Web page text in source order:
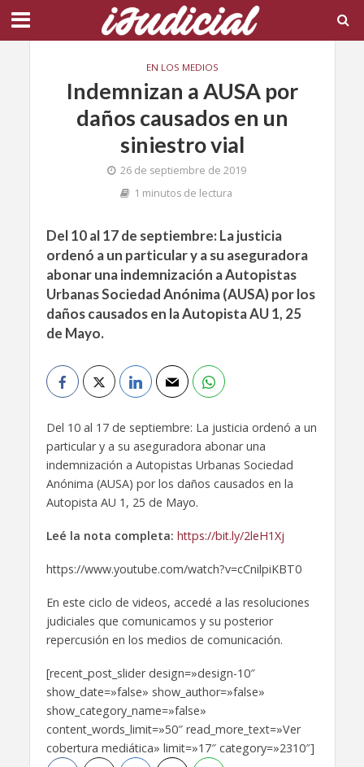
EN LOS MEDIOS
Indemnizan a AUSA por
daños causados en un
siniestro vial
26 de septiembre de 2019
1 minutos de lectura
Del 10 al 17 de septiembre: La justicia
ordenó a un particular y a su aseguradora
abonar una indemnización a Autopistas
Urbanas Sociedad Anónima (AUSA) por los
daños causados en la Autopista AU 1, 25
de Mayo.
Del 10 al 17 de septiembre: La justicia ordenó a un
particular y a su aseguradora abonar una
indemnización a Autopistas Urbanas Sociedad
Anónima (AUSA) por los daños causados en la
Autopista AU 1, 25 de Mayo.
Leé la nota completa: https://bit.ly/2leH1Xj
https://www.youtube.com/watch?v=cCnilpiKBT0
En este ciclo de videos, accedé a las resoluciones
judiciales que comunicamos y su posterior
repercusión en los medios de comunicación.
[recent_post_slider design=»design-10″
show_date=»false» show_author=»false»
show_category_name=»false»
content_words_limit=»50″ read_more_text=»Ver
cobertura mediática» limit=»17″ category=»2310″]